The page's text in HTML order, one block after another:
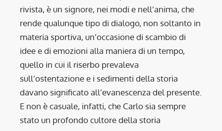
rivista, è un signore, nei modi e nell’anima, che
rende qualunque tipo di dialogo, non soltanto in
materia sportiva, un’occasione di scambio di
idee e di emozioni alla maniera di un tempo,
quello in cui il riserbo prevaleva
sull’ostentazione e i sedimenti della storia
davano significato all’evanescenza del presente.
E non è casuale, infatti, che Carlo sia sempre
stato un profondo cultore della storia